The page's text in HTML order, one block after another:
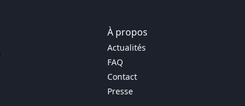
À propos
Actualités
FAQ
Contact
Presse